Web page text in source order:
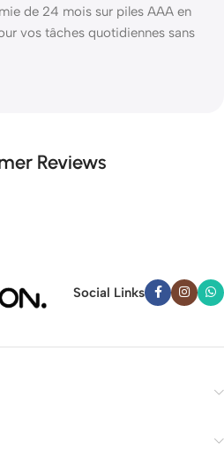
de 24 mois sur piles AAA en
vos tâches quotidiennes sans
Reviews
Social Links